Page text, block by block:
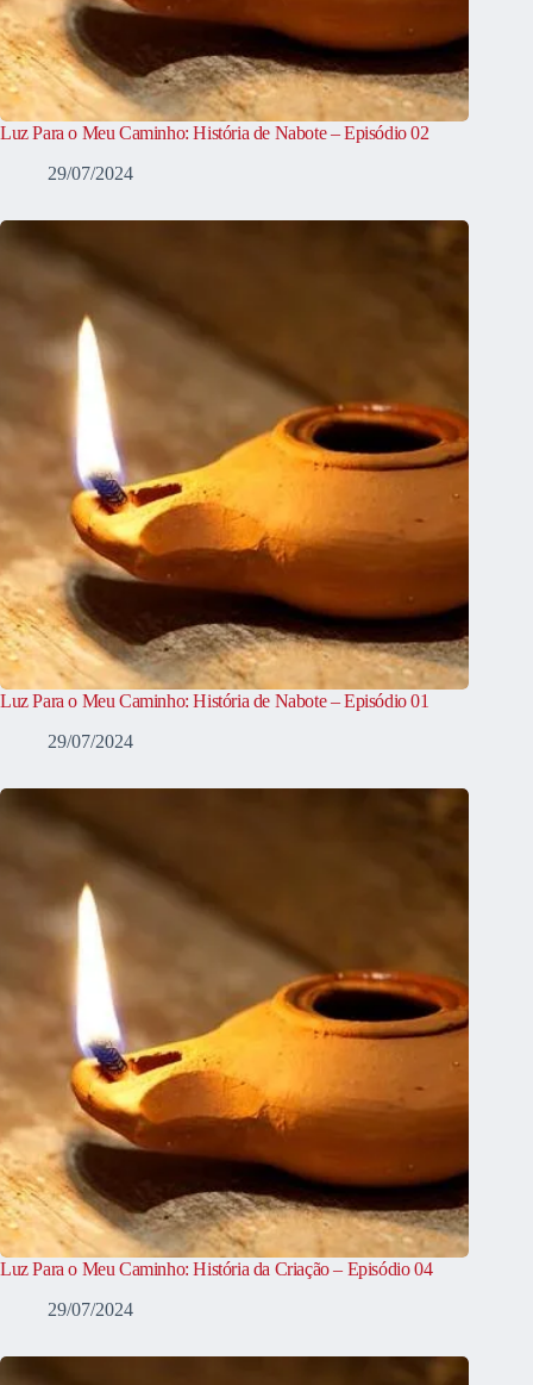
Luz Para o Meu Caminho: História de Nabote – Episódio 02
29/07/2024
Luz Para o Meu Caminho: História de Nabote – Episódio 01
29/07/2024
Luz Para o Meu Caminho: História da Criação – Episódio 04
29/07/2024